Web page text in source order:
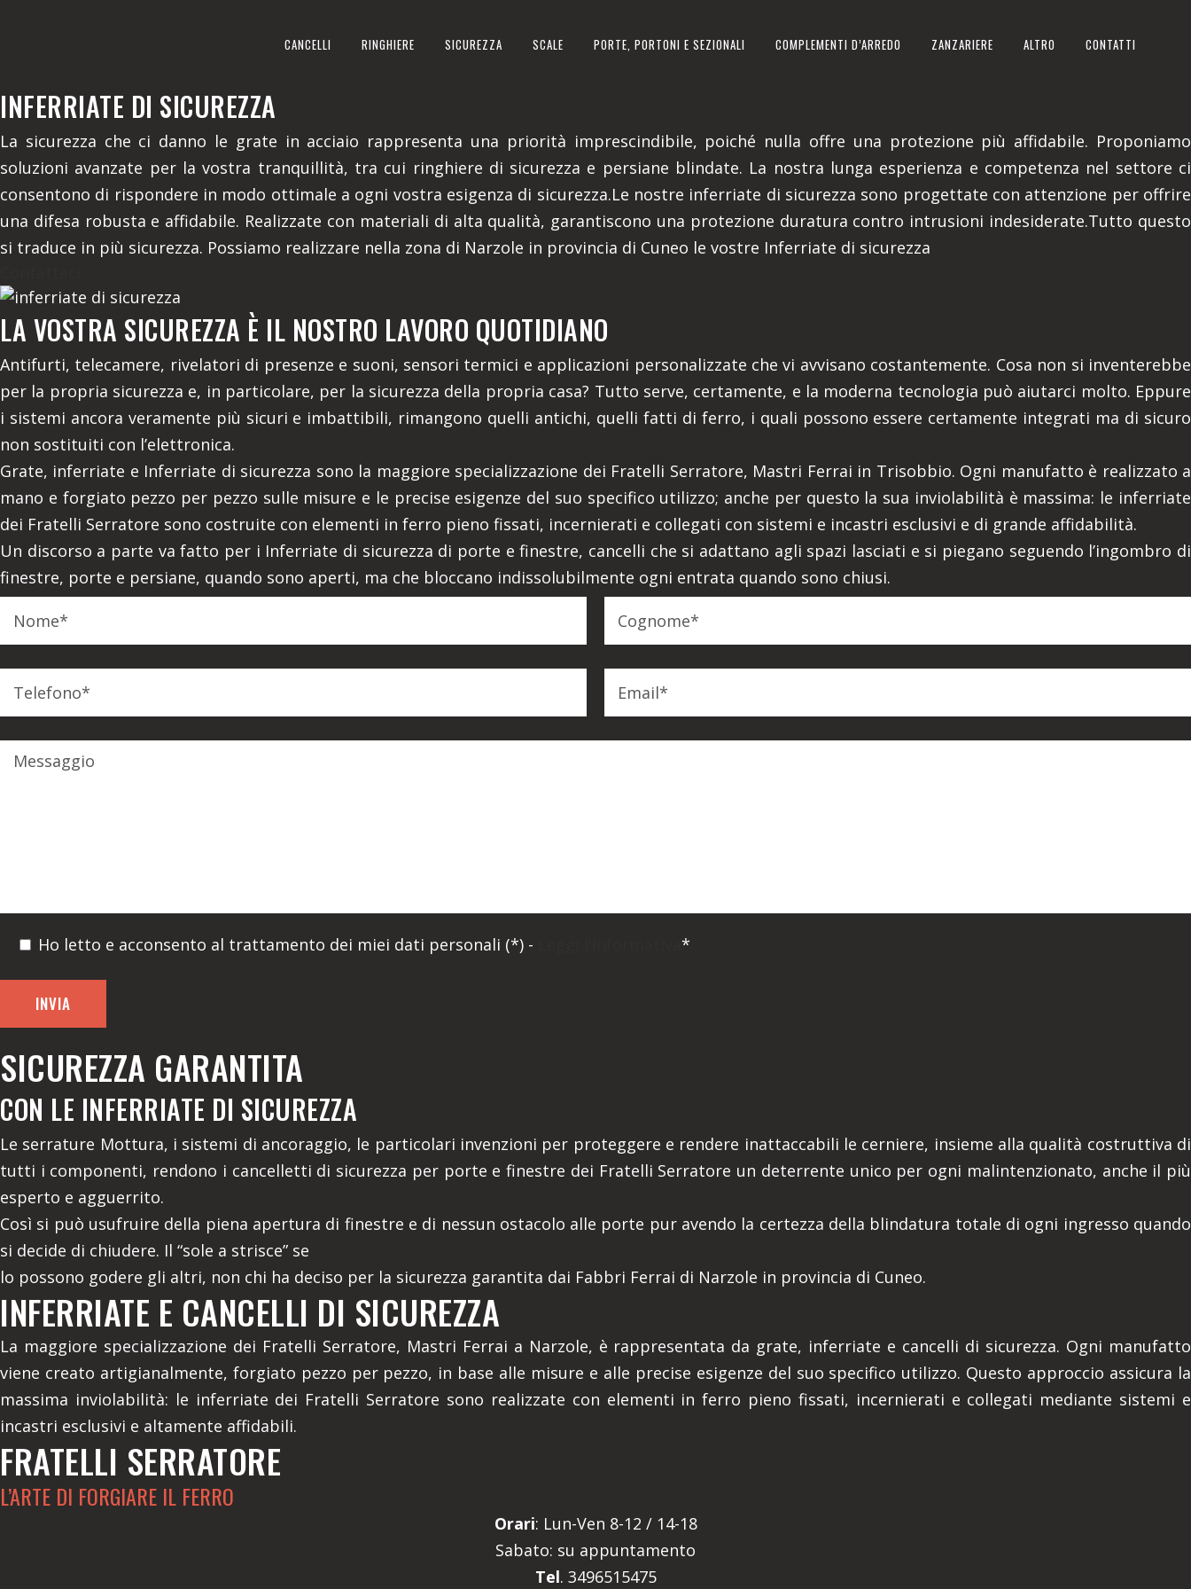
CANCELLI RINGHIERE SICUREZZA SCALE PORTE, PORTONI E SEZIONALI COMPLEMENTI D’ARREDO ZANZARIERE ALTRO CONTATTI
REALIZZIAMO A NARZOLE IN PROVINCIA DI CUNEO
INFERRIATE DI SICUREZZA
La sicurezza che ci danno le grate in acciaio rappresenta una priorità imprescindibile, poiché nulla offre una protezione più affidabile. Proponiamo
soluzioni avanzate per la vostra tranquillità, tra cui ringhiere di sicurezza e persiane blindate. La nostra lunga esperienza e competenza nel settore ci
consentono di rispondere in modo ottimale a ogni vostra esigenza di sicurezza.Le nostre inferriate di sicurezza sono progettate con attenzione per offrire
una difesa robusta e affidabile. Realizzate con materiali di alta qualità, garantiscono una protezione duratura contro intrusioni indesiderate.Tutto questo
si traduce in più sicurezza. Possiamo realizzare nella zona di Narzole in provincia di Cuneo le vostre Inferriate di sicurezza
LA VOSTRA SICUREZZA È IL NOSTRO LAVORO QUOTIDIANO
Antifurti, telecamere, rivelatori di presenze e suoni, sensori termici e applicazioni personalizzate che vi avvisano costantemente. Cosa non si inventerebbe
per la propria sicurezza e, in particolare, per la sicurezza della propria casa? Tutto serve, certamente, e la moderna tecnologia può aiutarci molto. Eppure
i sistemi ancora veramente più sicuri e imbattibili, rimangono quelli antichi, quelli fatti di ferro, i quali possono essere certamente integrati ma di sicuro
non sostituiti con l’elettronica.
Grate, inferriate e Inferriate di sicurezza sono la maggiore specializzazione dei Fratelli Serratore, Mastri Ferrai in Trisobbio. Ogni manufatto è realizzato a
mano e forgiato pezzo per pezzo sulle misure e le precise esigenze del suo specifico utilizzo; anche per questo la sua inviolabilità è massima: le inferriate
dei Fratelli Serratore sono costruite con elementi in ferro pieno fissati, incernierati e collegati con sistemi e incastri esclusivi e di grande affidabilità.
Un discorso a parte va fatto per i Inferriate di sicurezza di porte e finestre, cancelli che si adattano agli spazi lasciati e si piegano seguendo l’ingombro di
finestre, porte e persiane, quando sono aperti, ma che bloccano indissolubilmente ogni entrata quando sono chiusi.
Ho letto e acconsento al trattamento dei miei dati personali (*) - *
SICUREZZA GARANTITA
CON LE INFERRIATE DI SICUREZZA
Le serrature Mottura, i sistemi di ancoraggio, le particolari invenzioni per proteggere e rendere inattaccabili le cerniere, insieme alla qualità costruttiva di
tutti i componenti, rendono i cancelletti di sicurezza per porte e finestre dei Fratelli Serratore un deterrente unico per ogni malintenzionato, anche il più
esperto e agguerrito.
Così si può usufruire della piena apertura di finestre e di nessun ostacolo alle porte pur avendo la certezza della blindatura totale di ogni ingresso quando
si decide di chiudere. Il “sole a strisce” se
lo possono godere gli altri, non chi ha deciso per la sicurezza garantita dai Fabbri Ferrai di Narzole in provincia di Cuneo.
INFERRIATE E CANCELLI DI SICUREZZA
La maggiore specializzazione dei Fratelli Serratore, Mastri Ferrai a Narzole, è rappresentata da grate, inferriate e cancelli di sicurezza. Ogni manufatto
viene creato artigianalmente, forgiato pezzo per pezzo, in base alle misure e alle precise esigenze del suo specifico utilizzo. Questo approccio assicura la
massima inviolabilità: le inferriate dei Fratelli Serratore sono realizzate con elementi in ferro pieno fissati, incernierati e collegati mediante sistemi e
incastri esclusivi e altamente affidabili.
FRATELLI SERRATORE
L’ARTE DI FORGIARE IL FERRO
Orari: Lun-Ven 8-12 / 14-18
Sabato: su appuntamento
Tel. 3496515475